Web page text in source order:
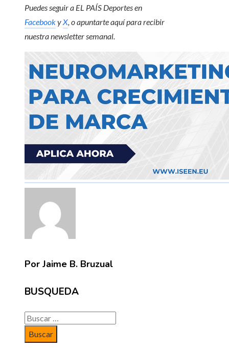
Puedes seguir a EL PAÍS Deportes en
FacebookyX, o apuntarte aquí para recibir
nuestra newsletter semanal.
Por Jaime B. Bruzual
BUSQUEDA
Buscar: